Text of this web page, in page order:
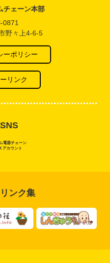
チェーン本部
0871
野々上4-6-5
ーポリシー
リンク
電器チェーン
アカウント
ンク集